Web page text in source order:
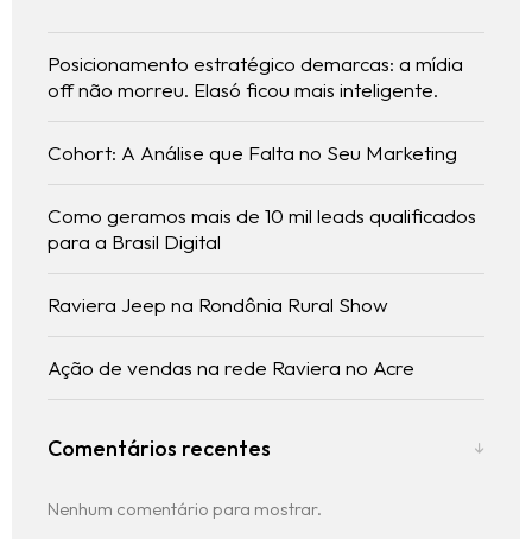
Posicionamento estratégico demarcas: a mídia
off não morreu. Elasó ficou mais inteligente.
Cohort: A Análise que Falta no Seu Marketing
Como geramos mais de 10 mil leads qualificados
para a Brasil Digital
Raviera Jeep na Rondônia Rural Show
Ação de vendas na rede Raviera no Acre
Comentários recentes
Nenhum comentário para mostrar.